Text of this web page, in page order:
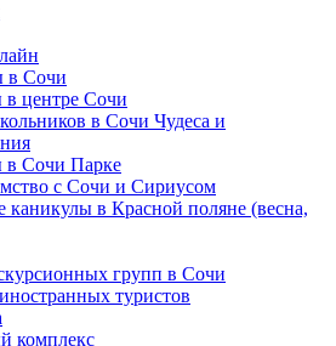
в Сочи
центре Сочи
в Сочи Чудеса и
в Сочи Парке
с Сочи и Сириусом
в Красной поляне (весна,
групп в Сочи
туристов
комплекс